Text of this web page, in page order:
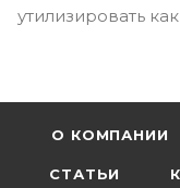
утилизировать
О КОМПАНИИ
СТАТЬИ